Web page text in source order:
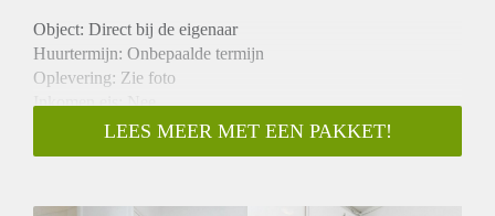
Object: Direct bij de eigenaar
Huurtermijn: Onbepaalde termijn
Oplevering: Zie foto
Inkomen eis: Nee
Garantiestelling mogelijk: Nee
Borg: 1 Maand
LEES MEER MET EEN PAKKET!